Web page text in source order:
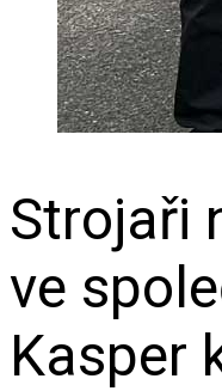
Strojaři
ve
Kasper